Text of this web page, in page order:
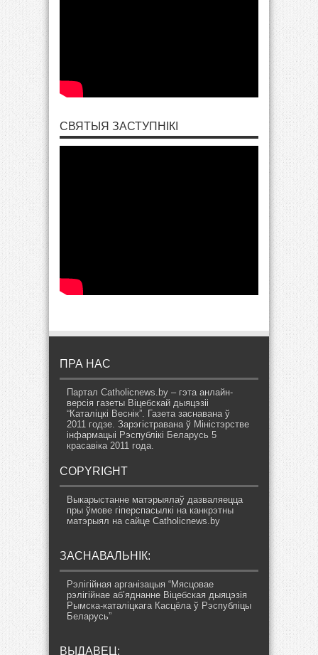
СВЯТЫЯ ЗАСТУПНІКІ
ПРА НАС
Партал Catholicnews.by – гэта анлайн-
версія газеты Віцебскай дыяцэзіі
“Каталіцкі Веснік”. Газета заснавана ў
2011 годзе. Зарэгістравана ў Міністэрстве
інфармацыі Рэспублікі Беларусь 5
красавіка 2011 года.
COPYRIGHT
Выкарыстанне матэрыялаў дазваляецца
пры ўмове гіперспасылкі на канкрэтны
матэрыял на сайце Catholicnews.by
ЗАСНАВАЛЬНІК:
Рэлігійная арганізацыя “Мясцовае
рэлігійнае аб’яднанне Віцебская дыяцэзія
Рымска-каталіцкага Касцёла ў Рэспубліцы
Беларусь”
ВЫДАВЕЦ: